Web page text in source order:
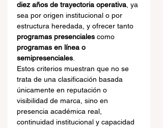
diez años de trayectoria operativa , ya
sea por origen institucional o por
estructura heredada, y ofrecer tanto
programas presenciales como
programas en línea o
semipresenciales
Estos criterios muestran que no se
trata de una clasificación basada
únicamente en reputación o
visibilidad de marca, sino en
presencia académica real,
continuidad institucional y capacidad